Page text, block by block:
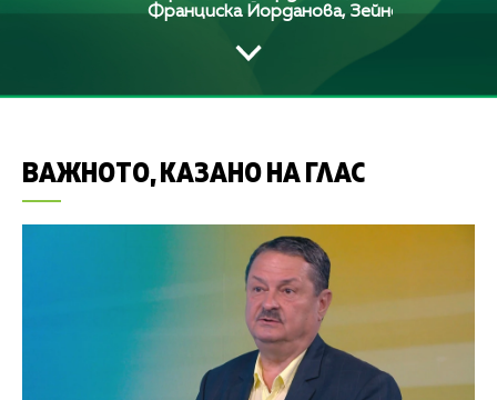
Франциска Йорданова, Зейнеб
ВАЖНОТО, КАЗАНО НА ГЛАС